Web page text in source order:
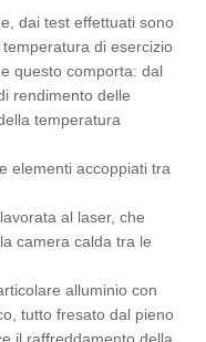
dai test effettuati sono
di esercizio
questo comporta: dal
rendimento delle
temperatura
elementi accoppiati tra
al laser, che
camera calda tra le
alluminio con
tutto fresato dal pieno